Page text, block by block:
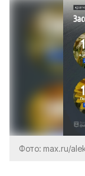
Фото: max.ru/